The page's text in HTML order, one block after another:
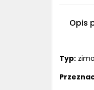
Opis
Typ: